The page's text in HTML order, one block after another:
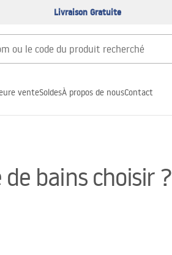
Livraison Gratuite
venteSoldesÀ propos de nousContact
bains choisir ?